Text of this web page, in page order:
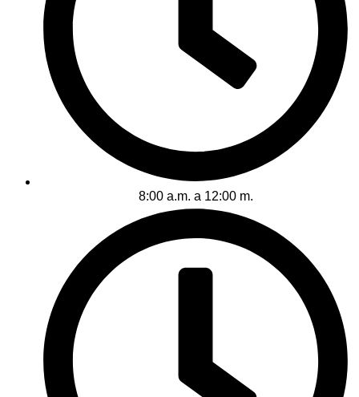
8:00 a.m. a 12:00 m.